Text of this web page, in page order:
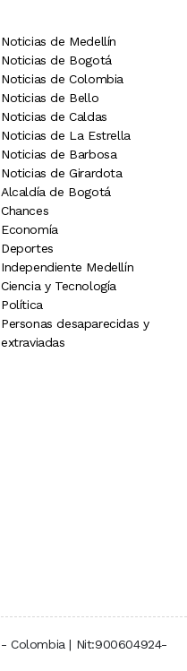
Noticias de Medellín
Noticias de Bogotá
Noticias de Colombia
Noticias de Bello
Noticias de Caldas
Noticias de La Estrella
Noticias de Barbosa
Noticias de Girardota
Alcaldía de Bogotá
Chances
Economía
Deportes
Independiente Medellín
Ciencia y Tecnología
Política
Personas desaparecidas y
extraviadas
Colombia | Nit:900604924-